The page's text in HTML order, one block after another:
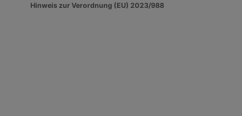
Hinweis zur Verordnung (EU) 2023/988